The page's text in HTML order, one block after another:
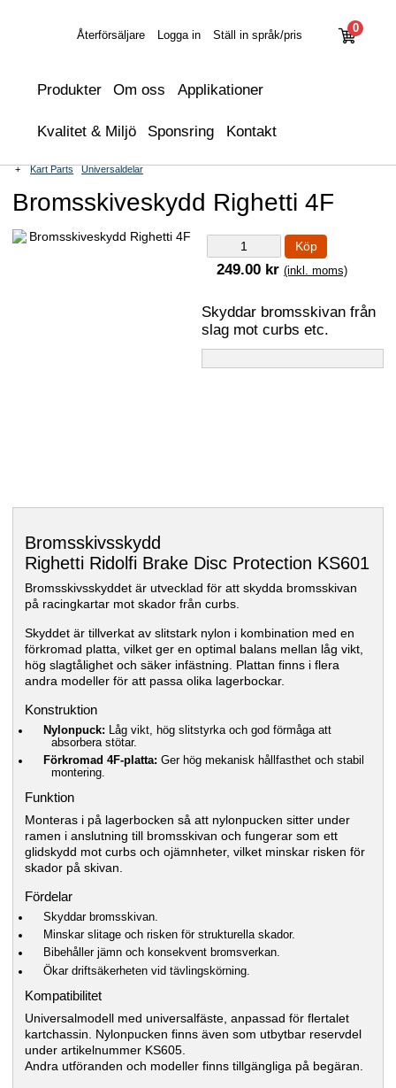
0
Ställ in språk/pris
Logga in
Återförsäljare
Produkter Om oss Applikationer
Kvalitet & Miljö Sponsring Kontakt
Universaldelar
Kart Parts
+
Bromsskiveskydd Righetti 4F
Köp
249.00 kr (inkl. moms)
Skyddar bromsskivan från
slag mot curbs etc.
Bromsskivsskydd
Righetti Ridolfi Brake Disc Protection KS601
Bromsskivsskyddet är utvecklad för att skydda bromsskivan
på racingkartar mot skador från curbs.
Skyddet är tillverkat av slitstark nylon i kombination med en
förkromad platta, vilket ger en optimal balans mellan låg vikt,
hög slagtålighet och säker infästning. Plattan finns i flera
andra modeller för att passa olika lagerbockar.
Konstruktion
Nylonpuck: Låg vikt, hög slitstyrka och god förmåga att
absorbera stötar.
Förkromad 4F-platta: Ger hög mekanisk hållfasthet och stabil
montering.
Funktion
Monteras i på lagerbocken så att nylonpucken sitter under
ramen i anslutning till bromsskivan och fungerar som ett
glidskydd mot curbs och ojämnheter, vilket minskar risken för
skador på skivan.
Fördelar
Skyddar bromsskivan.
Minskar slitage och risken för strukturella skador.
Bibehåller jämn och konsekvent bromsverkan.
Ökar driftsäkerheten vid tävlingskörning.
Kompatibilitet
Universalmodell med universalfäste, anpassad för flertalet
kartchassin. Nylonpucken finns även som utbytbar reservdel
under artikelnummer KS605.
Andra utföranden och modeller finns tillgängliga på begäran.